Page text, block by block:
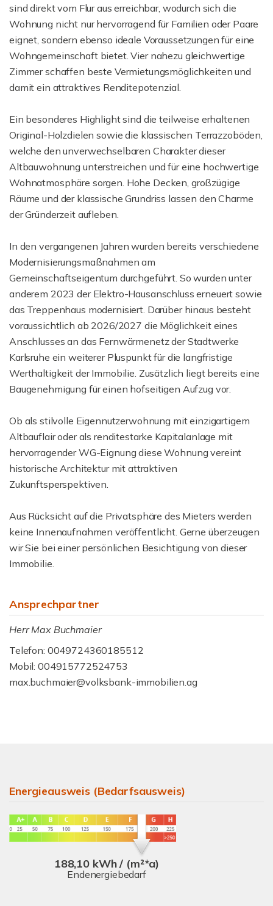
sind direkt vom Flur aus erreichbar, wodurch sich die
Wohnung nicht nur hervorragend für Familien oder Paare
eignet, sondern ebenso ideale Voraussetzungen für eine
Wohngemeinschaft bietet. Vier nahezu gleichwertige
Zimmer schaffen beste Vermietungsmöglichkeiten und
damit ein attraktives Renditepotenzial.
Ein besonderes Highlight sind die teilweise erhaltenen
Original-Holzdielen sowie die klassischen Terrazzoböden,
welche den unverwechselbaren Charakter dieser
Altbauwohnung unterstreichen und für eine hochwertige
Wohnatmosphäre sorgen. Hohe Decken, großzügige
Räume und der klassische Grundriss lassen den Charme
der Gründerzeit aufleben.
In den vergangenen Jahren wurden bereits verschiedene
Modernisierungsmaßnahmen am
Gemeinschaftseigentum durchgeführt. So wurden unter
anderem 2023 der Elektro-Hausanschluss erneuert sowie
das Treppenhaus modernisiert. Darüber hinaus besteht
voraussichtlich ab 2026/2027 die Möglichkeit eines
Anschlusses an das Fernwärmenetz der Stadtwerke
Karlsruhe ein weiterer Pluspunkt für die langfristige
Werthaltigkeit der Immobilie. Zusätzlich liegt bereits eine
Baugenehmigung für einen hofseitigen Aufzug vor.
Ob als stilvolle Eigennutzerwohnung mit einzigartigem
Altbauflair oder als renditestarke Kapitalanlage mit
hervorragender WG-Eignung diese Wohnung vereint
historische Architektur mit attraktiven
Zukunftsperspektiven.
Aus Rücksicht auf die Privatsphäre des Mieters werden
keine Innenaufnahmen veröffentlicht. Gerne überzeugen
wir Sie bei einer persönlichen Besichtigung von dieser
Immobilie.
Ansprechpartner
Herr Max Buchmaier
Telefon: 0049724360185512
Mobil: 004915772524753
max.buchmaier@volksbank-immobilien.ag
Energieausweis (Bedarfsausweis)
188,10 kWh / (m²*a)
Endenergiebedarf